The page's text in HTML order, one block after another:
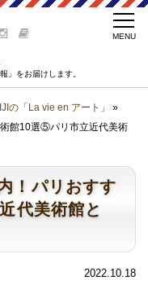
」をお届けします。
の「La vie en アート」
»
館10選⑤パリ市立近代美術
！パリおすす
代美術館と
2022.10.18